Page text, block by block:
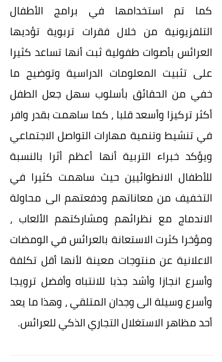
كما تم استخدامها في برامج الأطفال
التلفزيونية من خلال فقرات تربوية تؤديها
العرائس بأصوات طفولية ثبت أنها تساعد كثيرا
على تثبيت المعلومات الدراسية وتوضيح ما
خفي من الحقائق بأسلوب سهل جعل الطفل
أكثر تركيزا وأسعد قلبا ، كما ساهمت بقدر وافر
في تنشيط وتنمية مهارات التواصل الاجتماعي
ويؤكد خبراء التربية أنها أعظم أثرا بالنسبة
للأطفال الانطوائيين حيث ساهمت كثيرا في
التخفيف من معاناتهم ودفعتهم الى محاولة
الاندماج مع نظرائهم ومشاركتهم الألعاب ،
ومؤخرا كثرت الاستعانة بالعرائس في الومضات
الاعلانية عن منتوجات معينة لأنها أقل تكلفة
وأسرع انجازا وأشد جذبا للانتباه وأفضل ترويجا
وأسرع وسيلة الى وجدان المتلقي ، وهذا ما يعد
أحد مظاهر الاستغلال التجاري الذكي للعرائس.